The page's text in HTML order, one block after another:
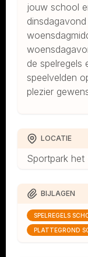
jouw school
dinsdagavond
de spelregels
speelvelden
plezier
LOCATIE
Sportpark het
BIJLAGEN
SPELREGELS
PLATTEGROND